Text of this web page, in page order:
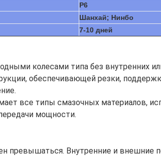
P6
Шанхай; Нинбо
7-10 дней
колесами типа без внутренних
обеспечивающей резки,
все типы смазочных материалов,
мощности.
превышаться. Внутренние и внешние